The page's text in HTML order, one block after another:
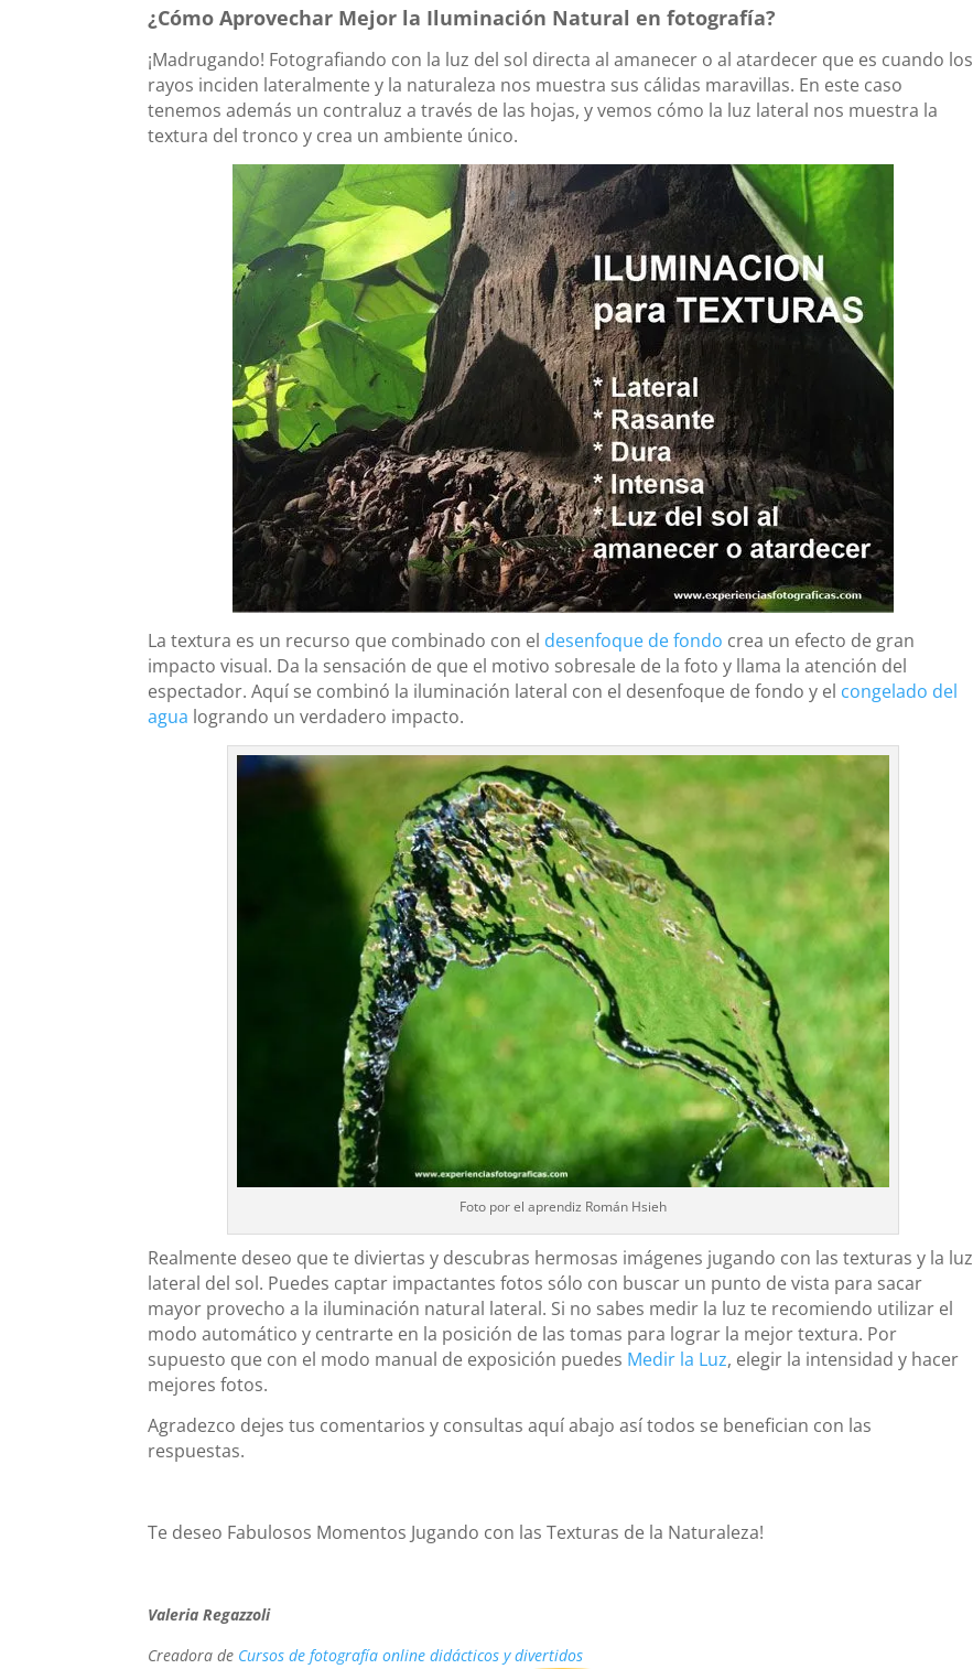
¿Cómo Aprovechar Mejor la Iluminación Natural en fotografía?
¡Madrugando! Fotografiando con la luz del sol directa al amanecer o al atardecer que es cuando los
rayos inciden lateralmente y la naturaleza nos muestra sus cálidas maravillas. En este caso
tenemos además un contraluz a través de las hojas, y vemos cómo la luz lateral nos muestra la
textura del tronco y crea un ambiente único.
La textura es un recurso que combinado con el desenfoque de fondo crea un efecto de gran
impacto visual. Da la sensación de que el motivo sobresale de la foto y llama la atención del
espectador. Aquí se combinó la iluminación lateral con el desenfoque de fondo y el congelado del
agua logrando un verdadero impacto.
Foto por el aprendiz Román Hsieh
Realmente deseo que te diviertas y descubras hermosas imágenes jugando con las texturas y la luz
lateral del sol. Puedes captar impactantes fotos sólo con buscar un punto de vista para sacar
mayor provecho a la iluminación natural lateral. Si no sabes medir la luz te recomiendo utilizar el
modo automático y centrarte en la posición de las tomas para lograr la mejor textura. Por
supuesto que con el modo manual de exposición puedes Medir la Luz, elegir la intensidad y hacer
mejores fotos.
Agradezco dejes tus comentarios y consultas aquí abajo así todos se benefician con las
respuestas.
Te deseo Fabulosos Momentos Jugando con las Texturas de la Naturaleza!
Valeria Regazzoli
Creadora de Cursos de fotografía online didácticos y divertidos